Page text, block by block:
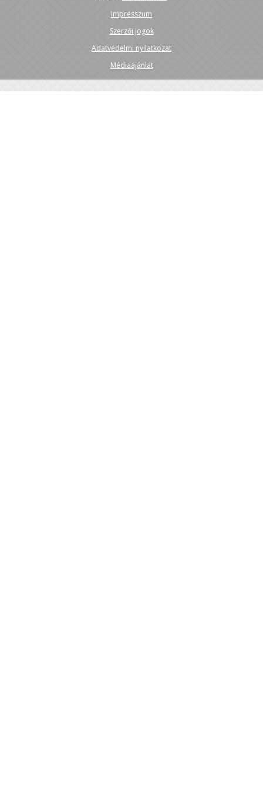
Impresszum
Szerzői jogok
Adatvédelmi nyilatkozat
Médiaajánlat